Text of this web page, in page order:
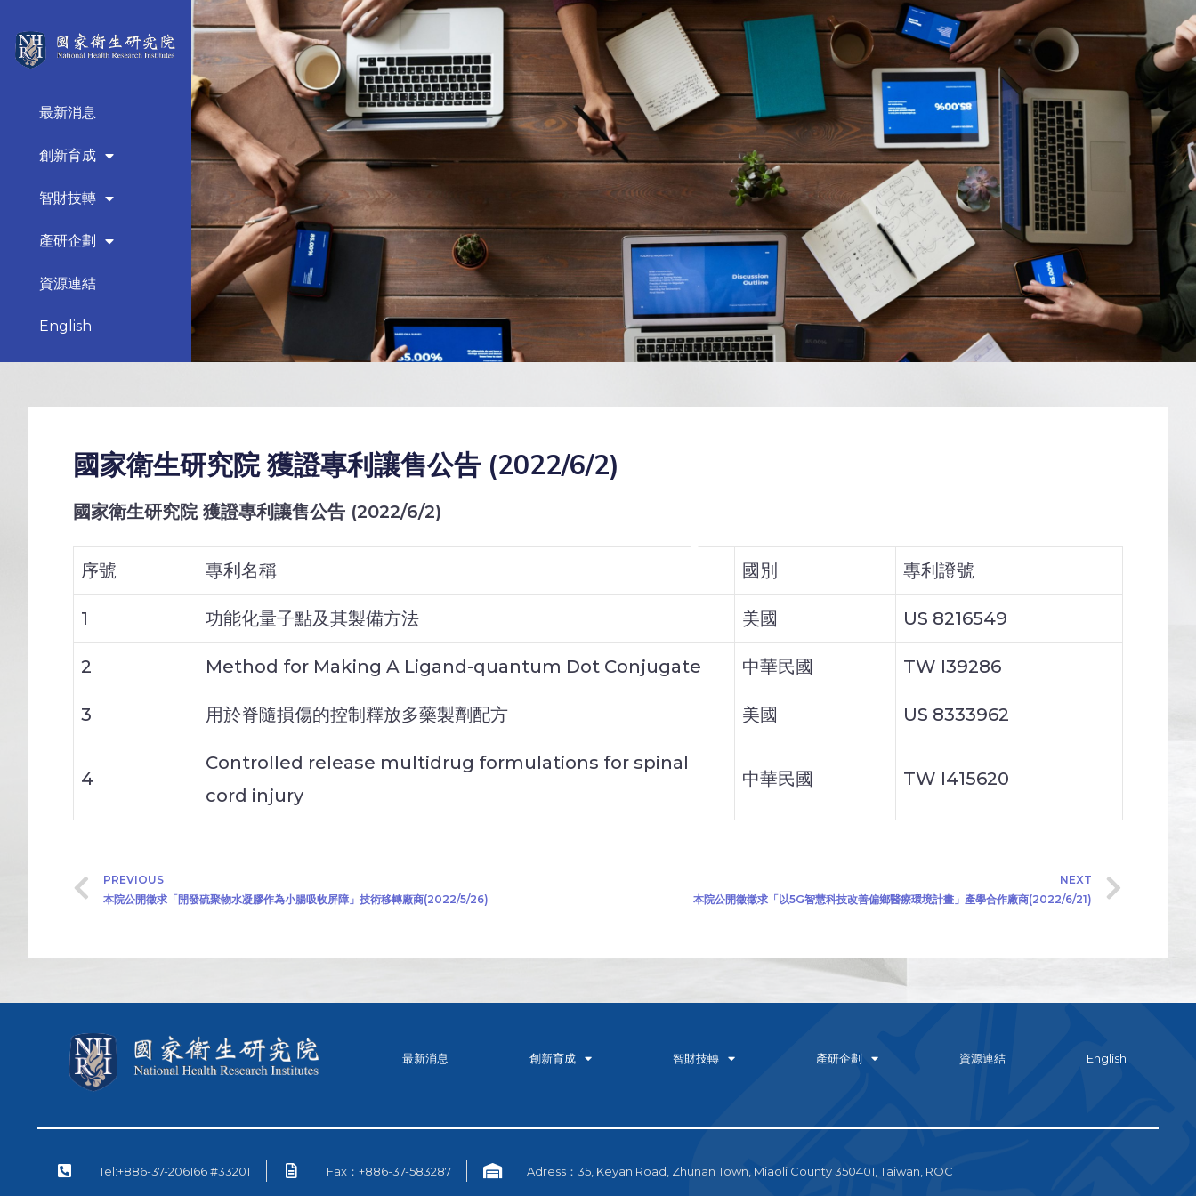
最新消息
創新育成
智財技轉
產研企劃
資源連結
English
國家衛生研究院 獲證專利讓售公告 (2022/6/2)
國家衛生研究院 獲證專利讓售公告 (2022/6/2)
序號 專利名稱 國別 專利證號
1 功能化量子點及其製備方法 美國 US 8216549
2 Method for Making A Ligand-quantum Dot Conjugate 中華民國 TW I39286
3 用於脊隨損傷的控制釋放多藥製劑配方 美國 US 8333962
4
Controlled release multidrug formulations for spinal
cord injury
中華民國 TW I415620
PREVIOUS
本院公開徵求「開發硫聚物水凝膠作為小腸吸收屏障」技術移轉廠商(2022/5/26)
NEXT
本院公開徵徵求「以5G智慧科技改善偏鄉醫療環境計畫」產學合作廠商(2022/6/21)
最新消息 創新育成 智財技轉 產研企劃 資源連結 English
Tel:+886-37-206166 #33201 Fax：+886-37-583287 Adress：35, Keyan Road, Zhunan Town, Miaoli County 350401, Taiwan, ROC